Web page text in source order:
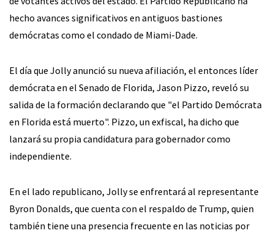
hecho avances significativos en antiguos bastiones
demócratas como el condado de Miami-Dade.
El día que Jolly anunció su nueva afiliación, el entonces líder
demócrata en el Senado de Florida, Jason Pizzo, reveló su
salida de la formación declarando que "el Partido Demócrata
en Florida está muerto". Pizzo, un exfiscal, ha dicho que
lanzará su propia candidatura para gobernador como
independiente.
En el lado republicano, Jolly se enfrentará al representante
Byron Donalds, que cuenta con el respaldo de Trump, quien
también tiene una presencia frecuente en las noticias por